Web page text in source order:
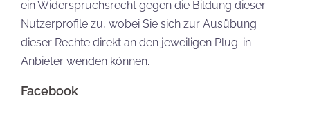
ein Widerspruchsrecht gegen die Bildung dieser
Nutzerprofile zu, wobei Sie sich zur Ausübung
dieser Rechte direkt an den jeweiligen Plug-in-
Anbieter wenden können.
Facebook​